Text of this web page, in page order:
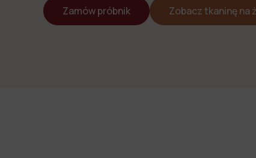
Zamów próbnik Zobacz tkaninę na